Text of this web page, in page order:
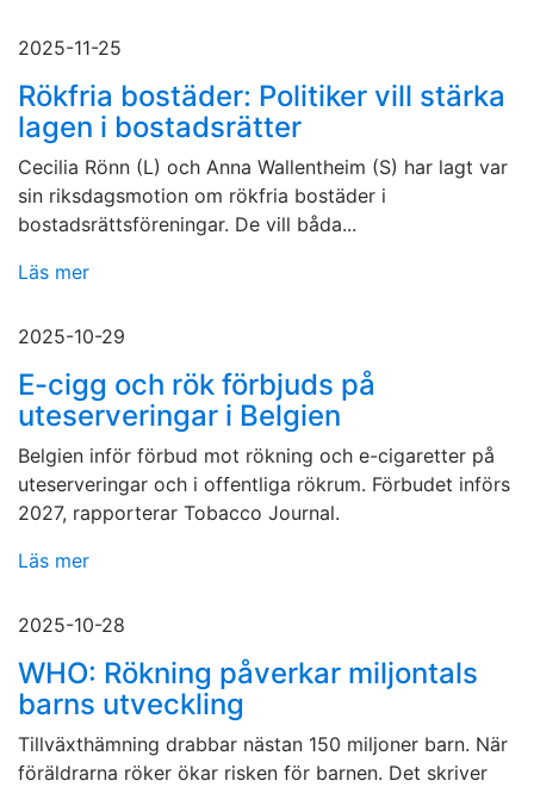
2025-11-25
Rökfria bostäder: Politiker vill stärka
lagen i bostadsrätter
Cecilia Rönn (L) och Anna Wallentheim (S) har lagt var
sin riksdagsmotion om rökfria bostäder i
bostadsrättsföreningar. De vill båda...
Läs mer
2025-10-29
E-cigg och rök förbjuds på
uteserveringar i Belgien
Belgien inför förbud mot rökning och e-cigaretter på
uteserveringar och i offentliga rökrum. Förbudet införs
2027, rapporterar Tobacco Journal.
Läs mer
2025-10-28
WHO: Rökning påverkar miljontals
barns utveckling
Tillväxthämning drabbar nästan 150 miljoner barn. När
föräldrarna röker ökar risken för barnen. Det skriver